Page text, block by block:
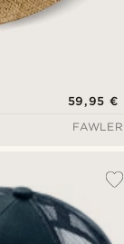
59,95 €
FAWLER